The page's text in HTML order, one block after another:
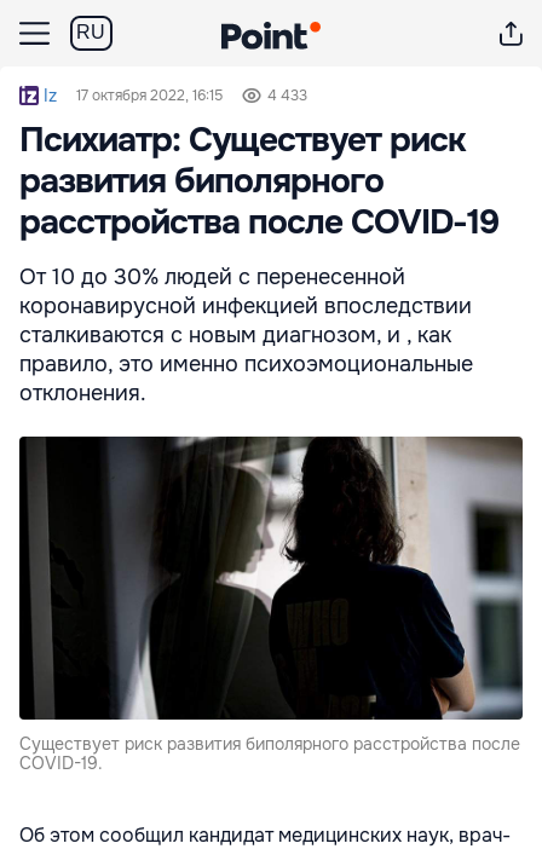
RU
Iz 17 октября 2022, 16:15 4 433
Психиатр: Существует риск
развития биполярного
расстройства после COVID-19
От 10 до 30% людей с перенесенной
коронавирусной инфекцией впоследствии
сталкиваются с новым диагнозом, и , как
правило, это именно психоэмоциональные
отклонения.
Существует риск развития биполярного расстройства после
COVID-19.
Об этом сообщил кандидат медицинских наук, врач-